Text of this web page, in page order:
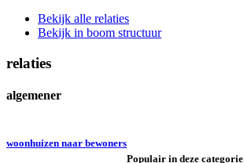
Bekijk alle relaties
Bekijk in boom structuur
relaties
algemener
woonhuizen naar bewoners
Populair in deze categorie